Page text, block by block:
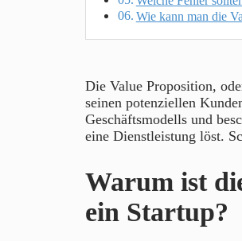
Wie kann man die
Die Value Proposition,
seinen potenziellen
Geschäftsmodells und
eine Dienstleistung löst.
Warum ist
ein Startup?